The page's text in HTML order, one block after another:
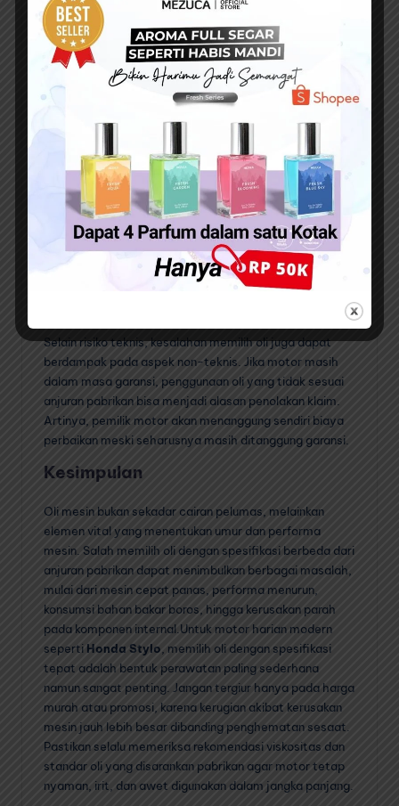
finansial, tetapi juga menandakan mesin tidak bekerja
efisien.Honda Stylo
, yang dirancang sebagai motor
stylish dan hemat bahan bakar, tentu tidak akan
menampilkan performa terbaiknya bila oli tidak sesuai
6. Risiko Kerusakan Jangka Panjang
Kesalahan penggunaan oli tidak selalu menimbulkan
kerusakan instan. Namun dalam jangka panjang,
komponen mesin bisa mengalami keausan prematur,
timbul kerak berlebih, hingga kerusakan serius seperti
piston macet atau silinder baret. Biaya perbaikannya
tentu jauh lebih besar dibanding sekadar rutin
menggunakan oli dengan spesifikasi yang tepat.
Selain risiko teknis, kesalahan memilih oli juga dapat
berdampak pada aspek non-teknis. Jika motor masih
dalam masa garansi, penggunaan oli yang tidak sesuai
anjuran pabrikan bisa menjadi alasan penolakan klaim.
Artinya, pemilik motor akan menanggung sendiri biaya
perbaikan meski seharusnya masih ditanggung garansi.
Kesimpulan
Oli mesin bukan sekadar cairan pelumas, melainkan
elemen vital yang menentukan umur dan performa
mesin. Salah memilih oli dengan spesifikasi berbeda dari
anjuran pabrikan dapat menimbulkan berbagai masalah,
mulai dari mesin cepat panas, performa menurun,
konsumsi bahan bakar boros, hingga kerusakan parah
pada komponen internal.Untuk motor harian modern
seperti Honda Stylo , memilih oli dengan spesifikasi
tepat adalah bentuk perawatan paling sederhana
namun sangat penting. Jangan tergiur hanya pada harga
murah atau promosi, karena kerugian akibat kerusakan
mesin jauh lebih besar dibanding penghematan sesaat.
Pastikan selalu memeriksa rekomendasi viskositas dan
standar oli yang disarankan pabrikan agar motor tetap
nyaman, irit, dan awet digunakan dalam jangka panjang.